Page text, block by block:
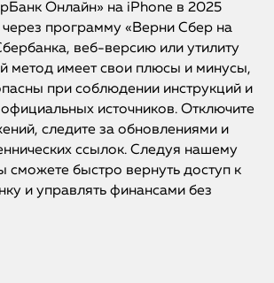
Онлайн» на iPhone в 2025
программу «Верни Сбер на
веб-версию или утилиту
метод имеет свои плюсы и минусы,
при соблюдении инструкций и
источников. Отключите
следите за обновлениями и
ссылок. Следуя нашему
сможете быстро вернуть доступ к
и управлять финансами без